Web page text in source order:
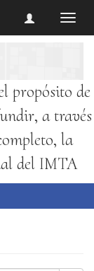
propósito de
a través
la
del IMTA